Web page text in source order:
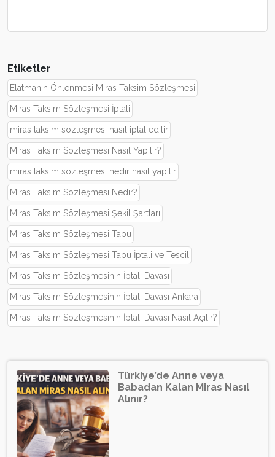
Etiketler
Elatmanın Önlenmesi Miras Taksim Sözleşmesi
Miras Taksim Sözleşmesi İptali
miras taksim sözleşmesi nasıl iptal edilir
Miras Taksim Sözleşmesi Nasıl Yapılır?
miras taksim sözleşmesi nedir nasıl yapılır
Miras Taksim Sözleşmesi Nedir?
Miras Taksim Sözleşmesi Şekil Şartları
Miras Taksim Sözleşmesi Tapu
Miras Taksim Sözleşmesi Tapu İptali ve Tescil
Miras Taksim Sözleşmesinin İptali Davası
Miras Taksim Sözleşmesinin İptali Davası Ankara
Miras Taksim Sözleşmesinin İptali Davası Nasıl Açılır?
Türkiye’de Anne veya
Babadan Kalan Miras Nasıl
Alınır?